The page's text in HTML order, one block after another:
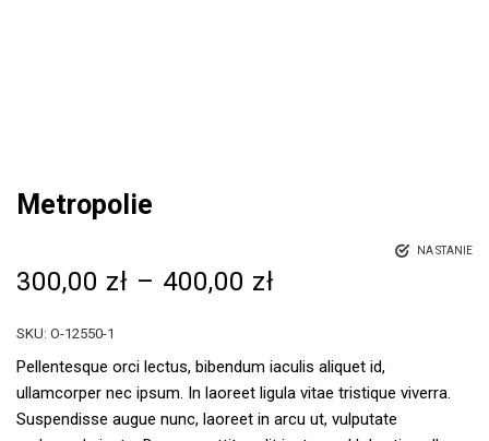
Metropolie
NA STANIE
300,00 zł – 400,00 zł
SKU: O-12550-1
Pellentesque orci lectus, bibendum iaculis aliquet id,
ullamcorper nec ipsum. In laoreet ligula vitae tristique viverra.
Suspendisse augue nunc, laoreet in arcu ut, vulputate